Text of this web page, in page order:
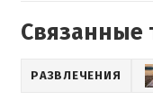
Связанные
РАЗВЛЕЧЕНИЯ